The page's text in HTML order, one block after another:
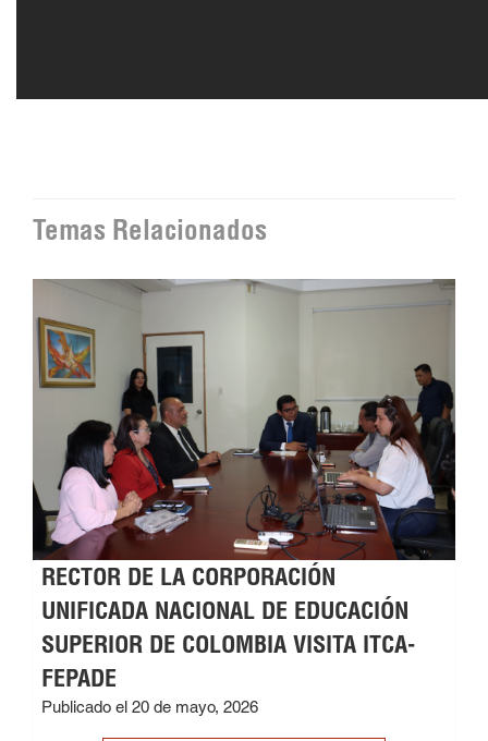
Temas Relacionados
RECTOR DE LA CORPORACIÓN
UNIFICADA NACIONAL DE EDUCACIÓN
SUPERIOR DE COLOMBIA VISITA ITCA-
FEPADE
Publicado el 20 de mayo, 2026